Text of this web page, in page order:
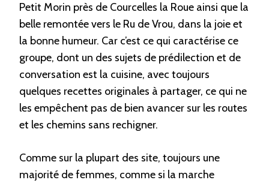
Petit Morin près de Courcelles la Roue ainsi que la
belle remontée vers le Ru de Vrou, dans la joie et
la bonne humeur. Car c’est ce qui caractérise ce
groupe, dont un des sujets de prédilection et de
conversation est la cuisine, avec toujours
quelques recettes originales à partager, ce qui ne
les empêchent pas de bien avancer sur les routes
et les chemins sans rechigner.
Comme sur la plupart des site, toujours une
majorité de femmes, comme si la marche